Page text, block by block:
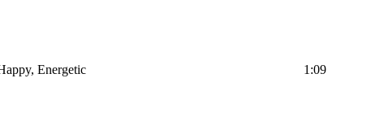
Energetic 1:09